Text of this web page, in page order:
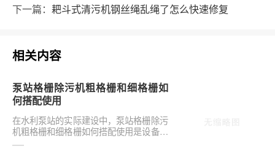
下一篇： 耙斗式清污机钢丝绳乱绳了怎么快速修复
相关内容
泵站格栅除污机粗格栅和细格栅如
何搭配使用
在水利泵站的实际建设中，泵站格栅除污
机粗格栅和细格栅如何搭配使用是设备选
型的关键环节。合理配置直接影响后续水